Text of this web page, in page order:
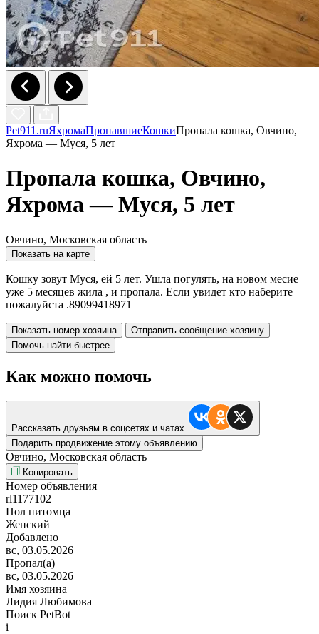
Pet911.ruЯхромаПропавшиеКошкиПропала кошка, Овчино,
Яхрома — Муся, 5 лет
Пропала кошка, Овчино,
Яхрома — Муся, 5 лет
Овчино, Московская область
Показать на карте
Кошку зовут Муся, ей 5 лет. Ушла погулять, на новом месие
уже 5 месяцев жила , и пропала. Если увидет кто наберите
пожалуйста .89099418971
Показать номер хозяина
Отправить сообщение хозяину
Помочь найти быстрее
Как можно помочь
Рассказать друзьям в соцсетях и чатах
Подарить продвижение этому объявлению
Овчино, Московская область
Копировать
Номер объявления
rl1177102
Пол питомца
Женский
Добавлено
вс, 03.05.2026
Пропал(а)
вс, 03.05.2026
Имя хозяина
Лидия Любимова
Поиск PetBot
i